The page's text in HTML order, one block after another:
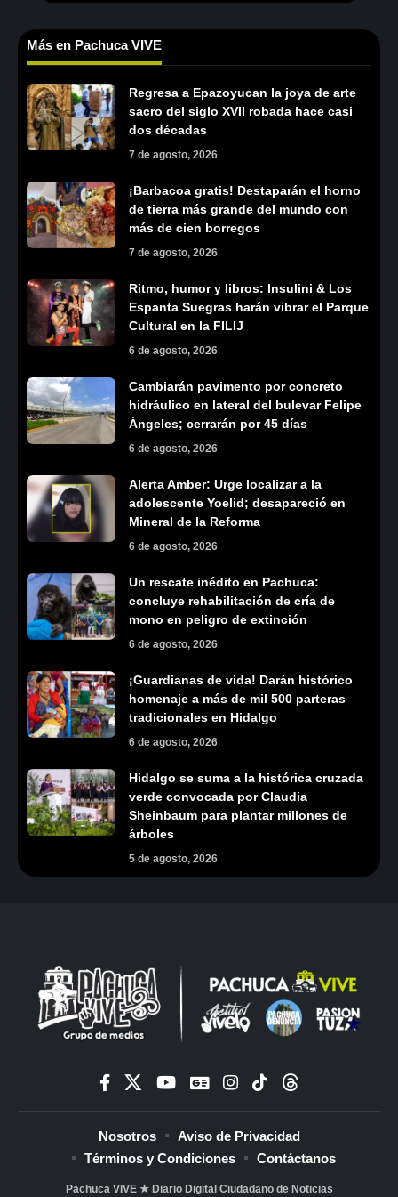
Más en Pachuca VIVE
Regresa a Epazoyucan la joya de arte
sacro del siglo XVII robada hace casi
dos décadas
7 de agosto, 2026
¡Barbacoa gratis! Destaparán el horno
de tierra más grande del mundo con
más de cien borregos
7 de agosto, 2026
Ritmo, humor y libros: Insulini & Los
Espanta Suegras harán vibrar el Parque
Cultural en la FILIJ
6 de agosto, 2026
Cambiarán pavimento por concreto
hidráulico en lateral del bulevar Felipe
Ángeles; cerrarán por 45 días
6 de agosto, 2026
Alerta Amber: Urge localizar a la
adolescente Yoelid; desapareció en
Mineral de la Reforma
6 de agosto, 2026
Un rescate inédito en Pachuca:
concluye rehabilitación de cría de
mono en peligro de extinción
6 de agosto, 2026
¡Guardianas de vida! Darán histórico
homenaje a más de mil 500 parteras
tradicionales en Hidalgo
6 de agosto, 2026
Hidalgo se suma a la histórica cruzada
verde convocada por Claudia
Sheinbaum para plantar millones de
árboles
5 de agosto, 2026
Pachuca VIVE ★ Diario Digital Ciudadano de Noticias
Nosotros
Aviso de Privacidad
Términos y Condiciones
Contáctanos